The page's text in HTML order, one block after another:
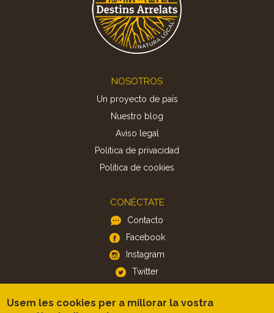
NOSOTROS
Un proyecto de país
Nuestro blog
Aviso legal
Política de privacidad
Politica de cookies
CONÉCTATE
Contacto
Facebook
Instagram
Twitter
APP
Usem les cookies per a millorar la vostra